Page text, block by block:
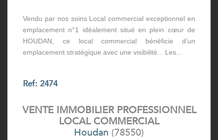
Vendu par nos soins Local commercial exceptionnel en
emplacement n°1 idéalement situé en plein cœur de
HOUDAN, ce local commercial bénéficie d’un
emplacement stratégique avec une visibilité... Les...
Ref: 2474
VENTE IMMOBILIER PROFESSIONNEL
LOCAL COMMERCIAL
Houdan (78550)